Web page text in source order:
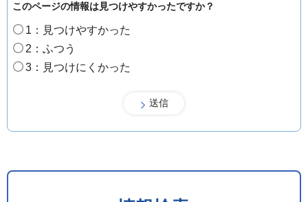
このページの情報は見つけやすかったですか？
1：見つけやすかった
2：ふつう
3：見つけにくかった